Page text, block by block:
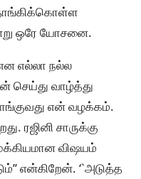
ஒரே யோசனை.
எல்லா நல்ல
செய்து வாழ்த்து
என் வழக்கம்.
ரஜினி சாருக்கு
விஷயம்
என்கிறேன். ‘`அடுத்த